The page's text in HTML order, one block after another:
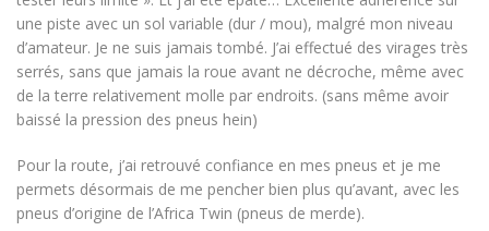
une piste avec un sol variable (dur / mou), malgré mon niveau
d’amateur. Je ne suis jamais tombé. J’ai effectué des virages très
serrés, sans que jamais la roue avant ne décroche, même avec
de la terre relativement molle par endroits. (sans même avoir
baissé la pression des pneus hein)
Pour la route, j’ai retrouvé confiance en mes pneus et je me
permets désormais de me pencher bien plus qu’avant, avec les
pneus d’origine de l’Africa Twin (pneus de merde).